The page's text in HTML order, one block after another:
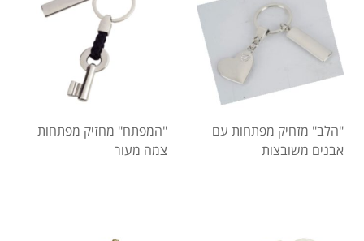
"הלב" מזחיק מפתחות עם
אבנים משובצות
"המפתח" מחזיק מפתחות
צמה מעור